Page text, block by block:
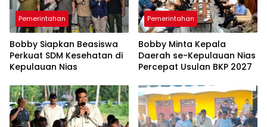
Pemerintahan
Bobby Siapkan Beasiswa
Perkuat SDM Kesehatan di
Kepulauan Nias
Pemerintahan
Bobby Minta Kepala
Daerah se-Kepulauan Nias
Percepat Usulan BKP 2027